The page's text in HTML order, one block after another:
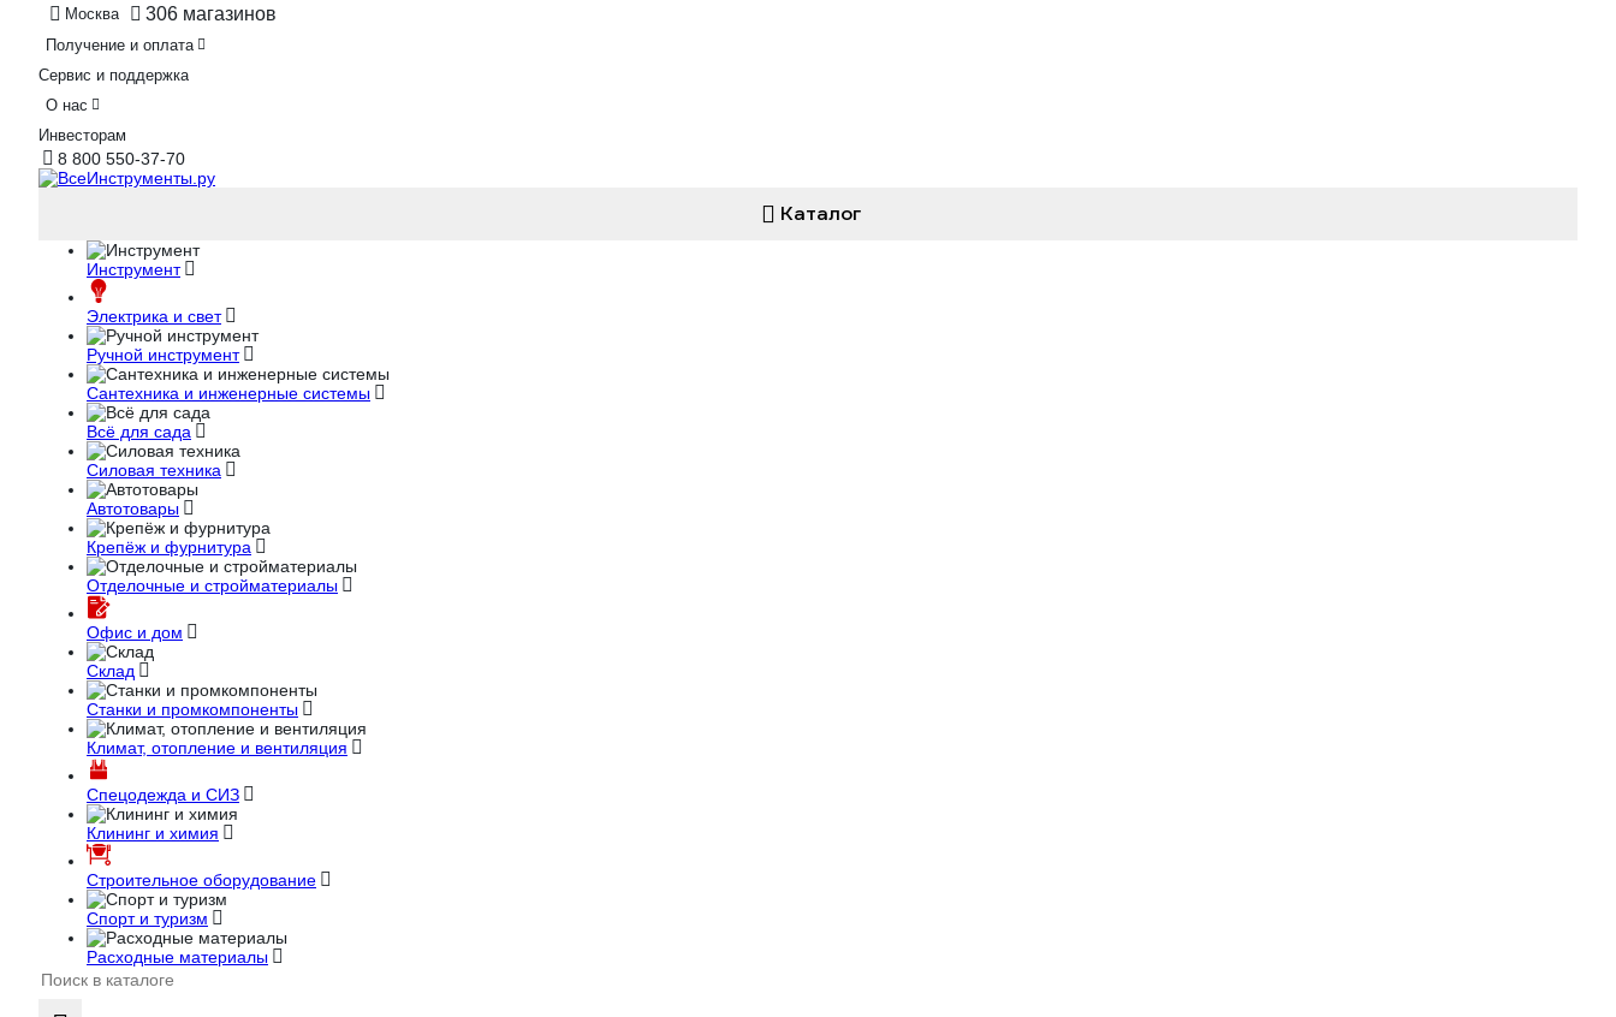
Москва 306 магазинов
Получение и оплата
Сервис и поддержка
О нас
Инвесторам
8 800 550-37-70
Каталог
Инструмент
Электрика и свет
Ручной инструмент
Сантехника и инженерные системы
Всё для сада
Силовая техника
Автотовары
Крепёж и фурнитура
Отделочные и стройматериалы
Офис и дом
Склад
Станки и промкомпоненты
Климат, отопление и вентиляция
Спецодежда и СИЗ
Клининг и химия
Строительное оборудование
Спорт и туризм
Расходные материалы